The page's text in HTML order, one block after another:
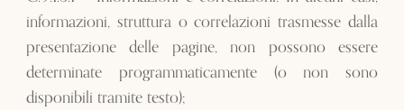
informazioni, struttura o correlazioni trasmesse dalla
presentazione delle pagine, non possono essere
determinate programmaticamente (o non sono
disponibili tramite testo);